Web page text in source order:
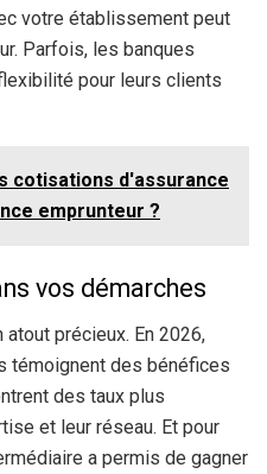
votre établissement peut
Parfois, les banques
pour leurs clients
cotisations d'assurance
emprunteur ?
vos démarches
précieux. En 2026,
témoignent des bénéfices
des taux plus
et leur réseau. Et pour
a permis de gagner